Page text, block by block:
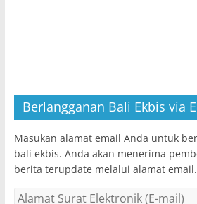
Berlangganan Bali Ekbis via
Masukan alamat email Anda untuk
bali ekbis. Anda akan menerima
berita terupdate melalui alamat email.
Alamat